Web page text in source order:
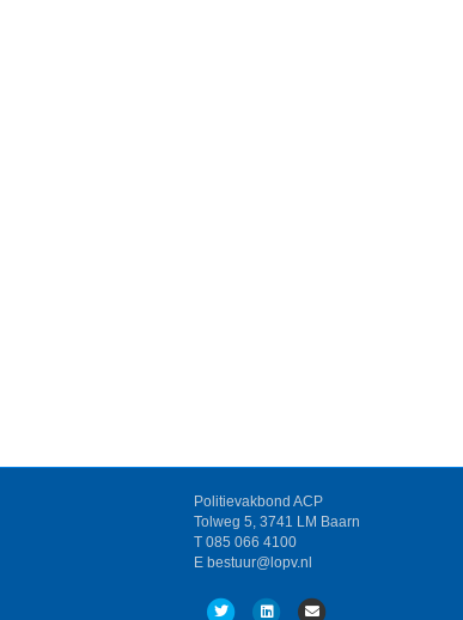
Politievakbond ACP
Tolweg 5, 3741 LM Baarn
T 085 066 4100
E bestuur@lopv.nl
T L E